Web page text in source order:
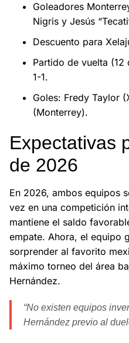
Goleadores
Nigris y Jesús
Descuento para
Partido de vuelta
1-1.
Goles: Fredy Taylor
(Monterrey).
Expectativas
de 2026
En 2026, ambos equipos
vez en una competición
mantiene el saldo
empate. Ahora, el equipo
sorprender al favorito
máximo torneo del área
Hernández.
“No existen equipos
Hernández previo al